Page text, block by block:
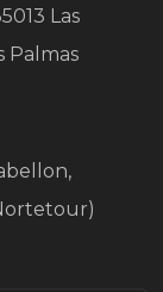
Las
Palmas